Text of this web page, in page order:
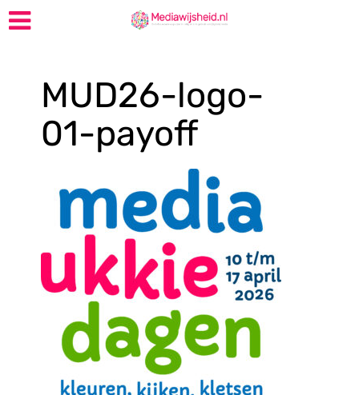
MUD26-logo-
01-payoff